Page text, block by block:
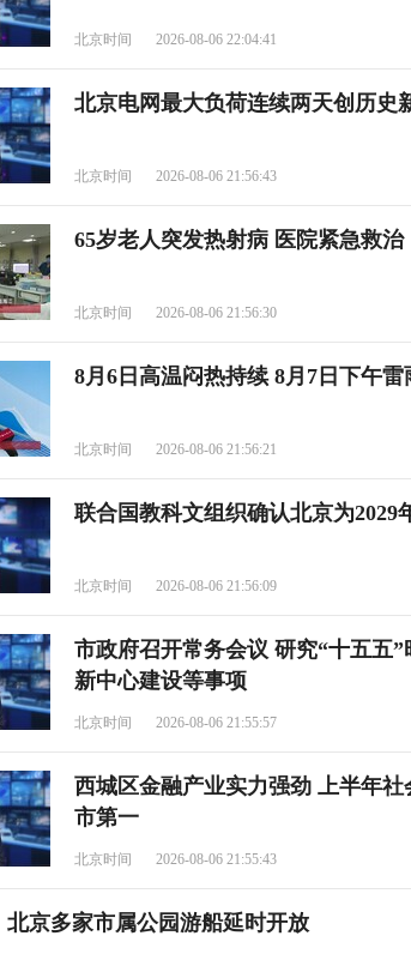
北京时间 2026-08-06 22:04:41
北京电网最大负荷连续两天创历史
北京时间 2026-08-06 21:56:43
65岁老人突发热射病 医院紧急救治
北京时间 2026-08-06 21:56:30
8月6日高温闷热持续 8月7日下午雷
北京时间 2026-08-06 21:56:21
联合国教科文组织确认北京为2029
北京时间 2026-08-06 21:56:09
市政府召开常务会议 研究“十五五
新中心建设等事项
北京时间 2026-08-06 21:55:57
西城区金融产业实力强劲 上半年
市第一
北京时间 2026-08-06 21:55:43
北京多家市属公园游船延时开放